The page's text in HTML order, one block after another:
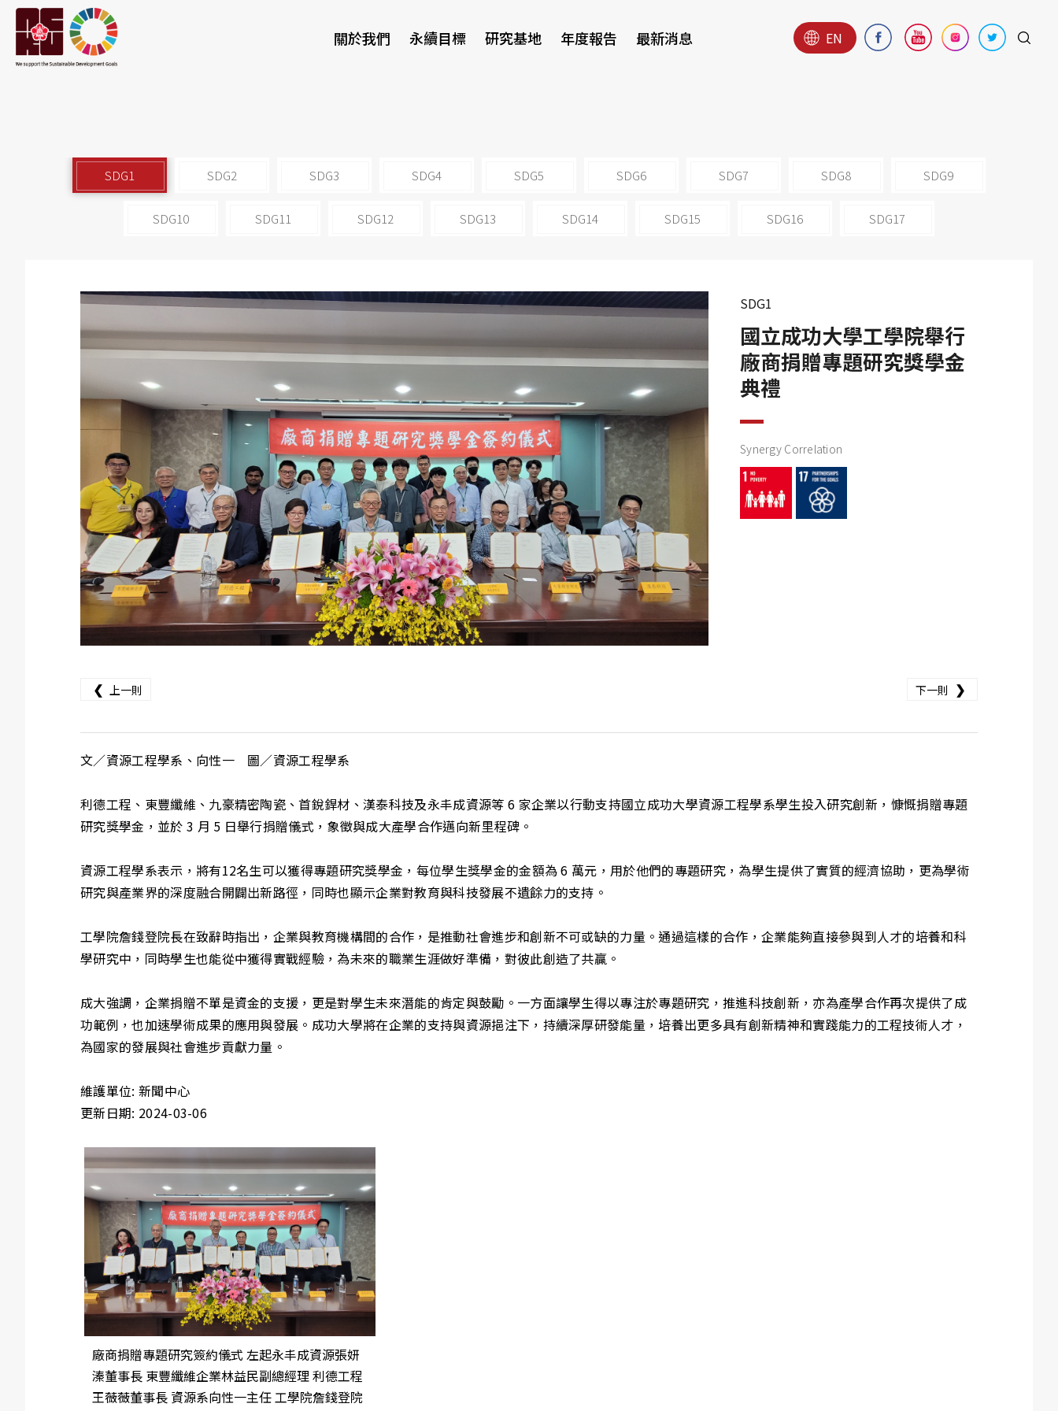
關於我們 永續目標 研究基地 年度報告 最新消息 EN
SDG1 SDG2 SDG3 SDG4 SDG5 SDG6 SDG7 SDG8 SDG9
SDG10 SDG11 SDG12 SDG13 SDG14 SDG15 SDG16 SDG17
SDG1
國立成功大學工學院舉行
廠商捐贈專題研究獎學金
典禮
Synergy Correlation
❮ 上一則 下一則 ❯
文／資源工程學系、向性一 圖／資源工程學系
利德工程、東豐纖維、九豪精密陶瓷、首銳銲材、漢泰科技及永丰成資源等 6 家企業以行動支持國立成功大學資源工程學系學生投入研究創新，慷慨捐贈專題
研究獎學金，並於 3 月 5 日舉行捐贈儀式，象徵與成大產學合作邁向新里程碑。
資源工程學系表示，將有12名生可以獲得專題研究獎學金，每位學生獎學金的金額為 6 萬元，用於他們的專題研究，為學生提供了實質的經濟協助，更為學術
研究與產業界的深度融合開闢出新路徑，同時也顯示企業對教育與科技發展不遺餘力的支持。
工學院詹錢登院長在致辭時指出，企業與教育機構間的合作，是推動社會進步和創新不可或缺的力量。通過這樣的合作，企業能夠直接參與到人才的培養和科
學研究中，同時學生也能從中獲得實戰經驗，為未來的職業生涯做好準備，對彼此創造了共贏。
成大強調，企業捐贈不單是資金的支援，更是對學生未來潛能的肯定與鼓勵。一方面讓學生得以專注於專題研究，推進科技創新，亦為產學合作再次提供了成
功範例，也加速學術成果的應用與發展。成功大學將在企業的支持與資源挹注下，持續深厚研發能量，培養出更多具有創新精神和實踐能力的工程技術人才，
為國家的發展與社會進步貢獻力量。
維護單位: 新聞中心
更新日期: 2024-03-06
廠商捐贈專題研究簽約儀式 左起永丰成資源張妍
溱董事長 東豐纖維企業林益民副總經理 利德工程
王薇薇董事長 資源系向性一主任 工學院詹錢登院